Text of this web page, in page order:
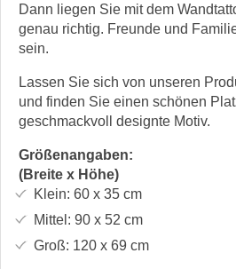
Dann liegen Sie mit dem
genau richtig. Freunde und
sein.
Lassen Sie sich von unseren
und finden Sie einen schönen
geschmackvoll designte Motiv.
Größenangaben:
(Breite x Höhe)
Klein: 60 x 35cm
Mittel: 90 x 52 cm
Groß: 120 x 69 cm